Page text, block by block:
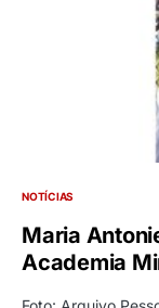
NOTÍCIAS
Maria
Academia